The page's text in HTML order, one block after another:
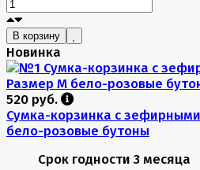
В корзину
Новинка
520 руб.
Сумка-корзинка с
бело-розовые бутоны
Срок годности 3 месяца